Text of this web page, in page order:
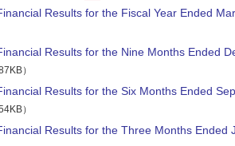
Results for the Fiscal Year Ended
Results for the Nine Months Ended
）
Results for the Six Months Ended
）
Results for the Three Months Ended